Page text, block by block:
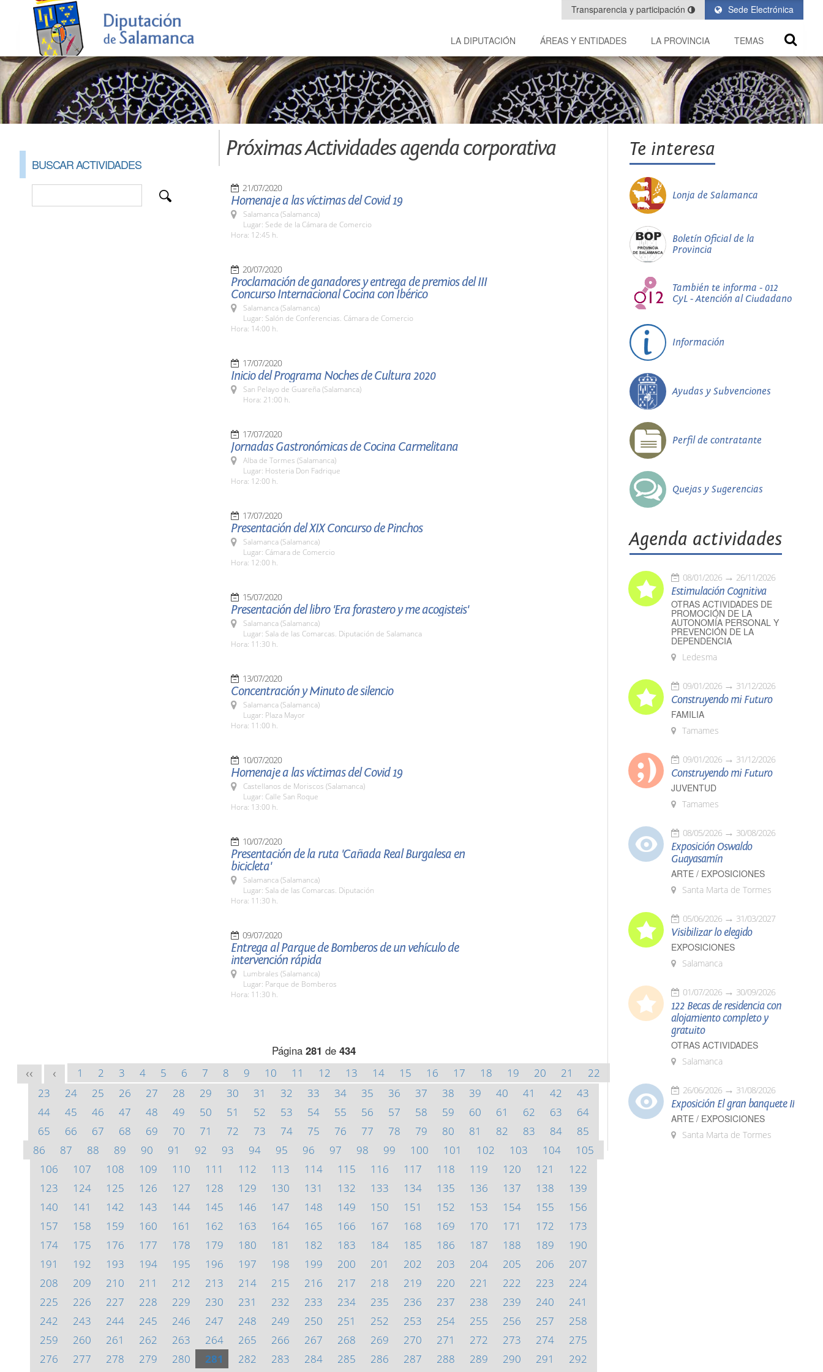
Sede Electrónica
Transparencia y participación
LA DIPUTACIÓN ÁREAS Y ENTIDADES LA PROVINCIA TEMAS
BUSCAR ACTIVIDADES
Próximas Actividades agenda corporativa
21/07/2020
Homenaje a las víctimas del Covid 19
Salamanca (Salamanca)
Lugar: Sede de la Cámara de Comercio
Hora: 12:45 h.
20/07/2020
Proclamación de ganadores y entrega de premios del III
Concurso Internacional Cocina con Ibérico
Salamanca (Salamanca)
Lugar: Salón de Conferencias. Cámara de Comercio
Hora: 14:00 h.
17/07/2020
Inicio del Programa Noches de Cultura 2020
San Pelayo de Guareña (Salamanca)
Hora: 21:00 h.
17/07/2020
Jornadas Gastronómicas de Cocina Carmelitana
Alba de Tormes (Salamanca)
Lugar: Hosteria Don Fadrique
Hora: 12:00 h.
17/07/2020
Presentación del XIX Concurso de Pinchos
Salamanca (Salamanca)
Lugar: Cámara de Comercio
Hora: 12:00 h.
15/07/2020
Presentación del libro 'Era forastero y me acogisteis'
Salamanca (Salamanca)
Lugar: Sala de las Comarcas. Diputación de Salamanca
Hora: 11:30 h.
13/07/2020
Concentración y Minuto de silencio
Salamanca (Salamanca)
Lugar: Plaza Mayor
Hora: 11:00 h.
10/07/2020
Homenaje a las víctimas del Covid 19
Castellanos de Moriscos (Salamanca)
Lugar: Calle San Roque
Hora: 13:00 h.
10/07/2020
Presentación de la ruta 'Cañada Real Burgalesa en
bicicleta'
Salamanca (Salamanca)
Lugar: Sala de las Comarcas. Diputación
Hora: 11:30 h.
09/07/2020
Entrega al Parque de Bomberos de un vehículo de
intervención rápida
Lumbrales (Salamanca)
Lugar: Parque de Bomberos
Hora: 11:30 h.
Página 281 de 434
<< < 1 2 3 4 5 6 7 8 9 10 11 12 13 14 15 16 17 18 19 20 21
22
23
24 25 26 27 28 29 30 31 32 33 34 35 36 37 38 39 40 41 42
43
44
45 46 47 48 49 50 51 52 53 54 55 56 57 58 59 60 61 62 63
64
65
66 67 68 69 70 71 72 73 74 75 76 77 78 79 80 81 82 83 84
85
86
87 88 89 90 91 92 93 94 95 96 97 98 99 100 101 102 103 104
105
106
107 108 109 110 111 112 113 114 115 116 117 118 119 120 121
122
123
124 125 126 127 128 129 130 131 132 133 134 135 136 137 138
139
140
141 142 143 144 145 146 147 148 149 150 151 152 153 154 155
156
157
158 159 160 161 162 163 164 165 166 167 168 169 170 171 172
173
174
175 176 177 178 179 180 181 182 183 184 185 186 187 188 189
190
191
192 193 194 195 196 197 198 199 200 201 202 203 204 205 206
207
208
209 210 211 212 213 214 215 216 217 218 219 220 221 222 223
224
225
226 227 228 229 230 231 232 233 234 235 236 237 238 239 240
241
242
243 244 245 246 247 248 249 250 251 252 253 254 255 256 257
258
259
260 261 262 263 264 265 266 267 268 269 270 271 272 273 274
275
276
277 278 279 280 281 282 283 284 285 286 287 288 289 290 291
292
Te interesa
Lonja de Salamanca
Boletín Oficial de la
Provincia
También te informa - 012
CyL - Atención al Ciudadano
Información
Ayudas y Subvenciones
Perfil de contratante
Quejas y Sugerencias
Agenda actividades
08/01/2026 26/11/2026
Estimulación Cognitiva
OTRAS ACTIVIDADES DE
PROMOCIÓN DE LA
AUTONOMÍA PERSONAL Y
PREVENCIÓN DE LA
DEPENDENCIA
Ledesma
09/01/2026 31/12/2026
Construyendo mi Futuro
FAMILIA
Tamames
09/01/2026 31/12/2026
Construyendo mi Futuro
JUVENTUD
Tamames
08/05/2026 30/08/2026
Exposición Oswaldo
Guayasamín
ARTE / EXPOSICIONES
Santa Marta de Tormes
05/06/2026 31/03/2027
Visibilizar lo elegido
EXPOSICIONES
Salamanca
01/07/2026 30/09/2026
122 Becas de residencia con
alojamiento completo y
gratuito
OTRAS ACTIVIDADES
Salamanca
26/06/2026 31/08/2026
Exposición El gran banquete II
ARTE / EXPOSICIONES
Santa Marta de Tormes